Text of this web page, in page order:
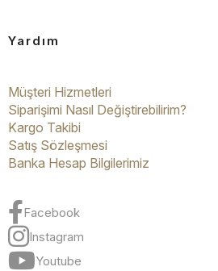
Yardım
Müşteri Hizmetleri
Siparişimi Nasıl Değiştirebilirim?
Kargo Takibi
Satış Sözleşmesi
Banka Hesap Bilgilerimiz
Facebook
Instagram
Youtube